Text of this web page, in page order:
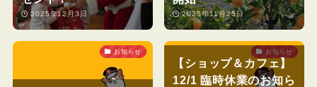
2025年12月3日 2025年11月25日
お知らせ お知らせ
【ショップ＆カフェ】
12/1 臨時休業のお知ら